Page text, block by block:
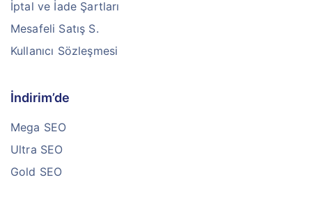
İptal ve İade Şartları
Mesafeli Satış S.
Kullanıcı Sözleşmesi
İndirim’de
Mega SEO
Ultra SEO
Gold SEO